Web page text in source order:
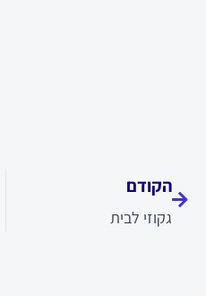
הקודם
גקוזי לבית